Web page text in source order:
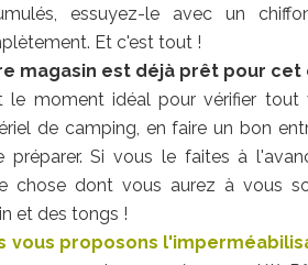
essuyez-le avec un
Et c'est tout !
magasin est déjà prêt pour cet
le moment idéal pour vérifier tout
de camping, en faire un bon
préparer. Si vous le faites à
chose dont vous aurez à vous
et des tongs !
vous proposons